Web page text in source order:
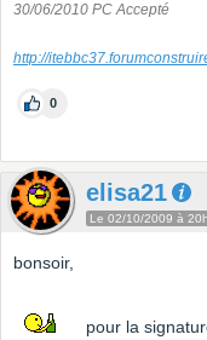
30/06/2010 PC Accepté
http://
0
elisa21
Le 02/10/2009 à
bonsoir,
pour la